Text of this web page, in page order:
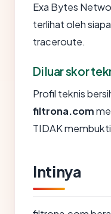
Exa Bytes
terlihat oleh
traceroute.
Di luar skor
Profil teknis
filtrona.com
TIDAK
Intinya